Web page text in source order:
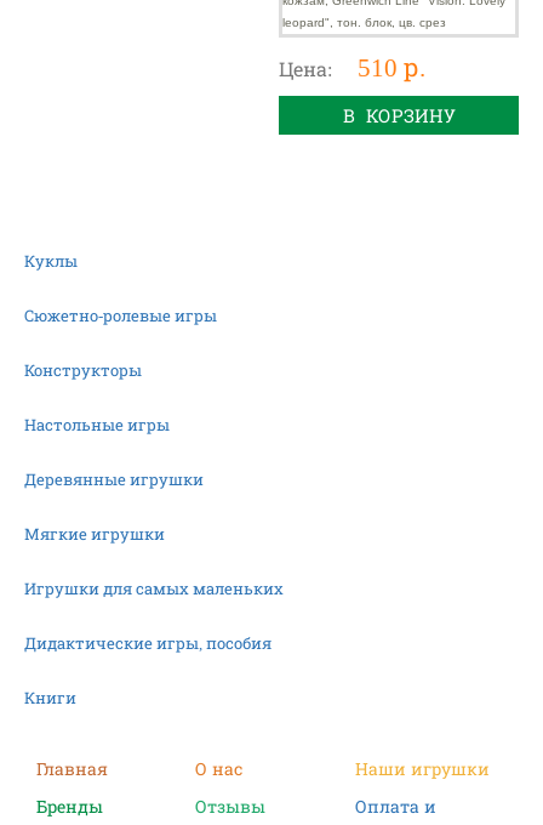
Цена: 510 р.
В КОРЗИНУ
Куклы
Сюжетно-ролевые игры
Конструкторы
Настольные игры
Деревянные игрушки
Мягкие игрушки
Игрушки для самых маленьких
Дидактические игры, пособия
Книги
Фигурки
Главная О нас
Наши игрушки
Бренды
Отзывы
Оплата и